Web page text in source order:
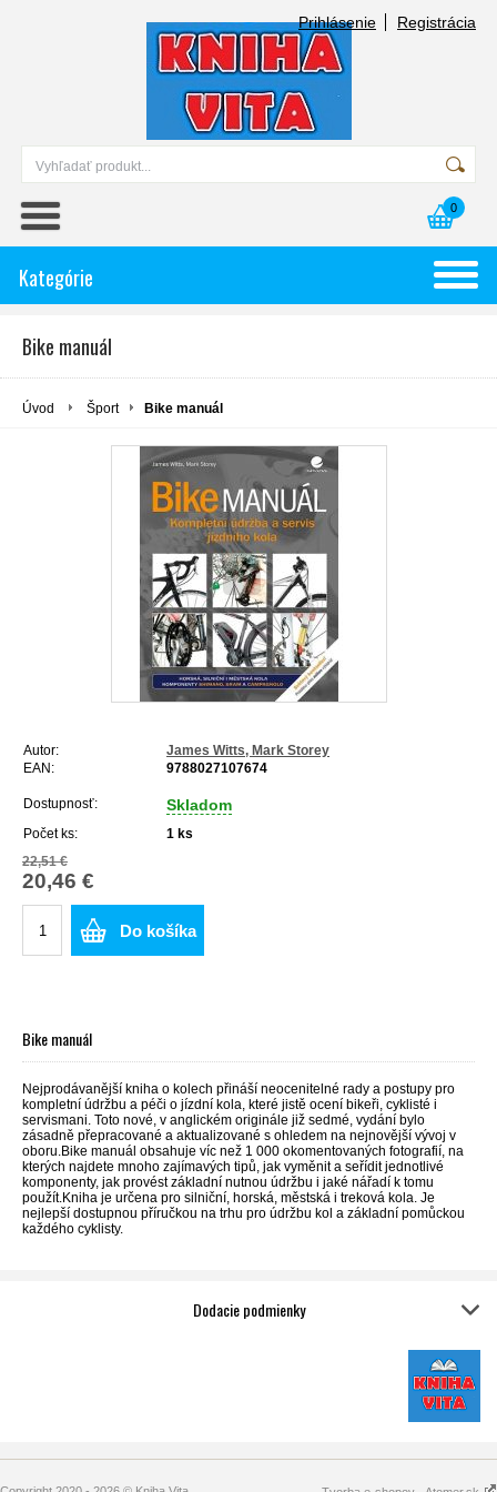
Prihlásenie Registrácia
0
Kategórie
Bike manuál
Úvod Šport Bike manuál
Autor:
James Witts, Mark Storey
EAN:
9788027107674
Dostupnosť: Skladom
Počet ks: 1 ks
22,51 €
20,46 €
Do košíka
Bike manuál
Nejprodávanější kniha o kolech přináší neocenitelné rady a postupy pro
kompletní údržbu a péči o jízdní kola, které jistě ocení bikeři, cyklisté i
servismani. Toto nové, v anglickém originále již sedmé, vydání bylo
zásadně přepracované a aktualizované s ohledem na nejnovější vývoj v
oboru.Bike manuál obsahuje víc než 1 000 okomentovaných fotografií, na
kterých najdete mnoho zajímavých tipů, jak vyměnit a seřídit jednotlivé
komponenty, jak provést základní nutnou údržbu i jaké nářadí k tomu
použít.Kniha je určena pro silniční, horská, městská i treková kola. Je
nejlepší dostupnou příručkou na trhu pro údržbu kol a základní pomůckou
každého cyklisty.
Dodacie podmienky